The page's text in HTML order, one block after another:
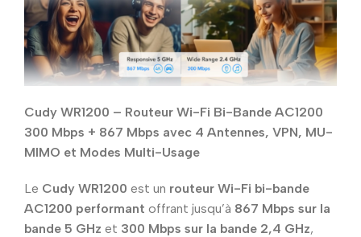
Cudy WR1200 – Routeur Wi-Fi Bi-Bande AC1200
300 Mbps + 867 Mbps avec 4 Antennes, VPN, MU-
MIMO et Modes Multi-Usage
Le Cudy WR1200 est un routeur Wi-Fi bi-bande
AC1200 performant offrant jusqu’à 867 Mbps sur la
bande 5 GHz et 300 Mbps sur la bande 2,4 GHz,